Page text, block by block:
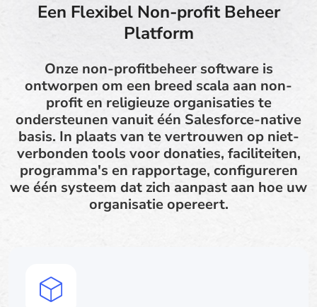
Een Flexibel Non-profit Beheer
Platform
Onze non-profitbeheer software is
ontworpen om een breed scala aan non-
profit en religieuze organisaties te
ondersteunen vanuit één Salesforce-native
basis. In plaats van te vertrouwen op niet-
verbonden tools voor donaties, faciliteiten,
programma's en rapportage, configureren
we één systeem dat zich aanpast aan hoe uw
organisatie opereert.